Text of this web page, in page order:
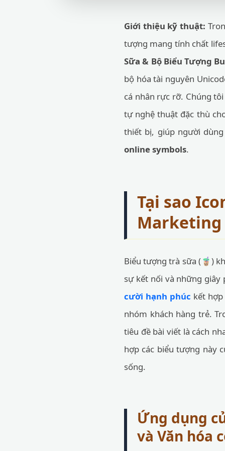
Giới thiệu kỹ thuật:
tượng mang tính chất
Sữa & Bộ Biểu Tượng
bộ hóa tài nguyên
cá nhân rực rỡ. Chúng
tự nghệ thuật đặc thù
thiết bị, giúp người
online symbols.
Tại sao
Marketing
Biểu tượng trà sữa (🧋)
sự kết nối và những giây
cười hạnh phúc kết
nhóm khách hàng trẻ.
tiêu đề bài viết là cách
hợp các biểu tượng này
sống.
Ứng dụng
và Văn hóa